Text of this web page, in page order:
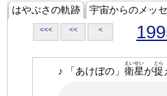
はやぶさの軌跡 宇宙からのメッ
<<< << <
♪ 「あけぼの」 衛星
えいせい
が捉
とら